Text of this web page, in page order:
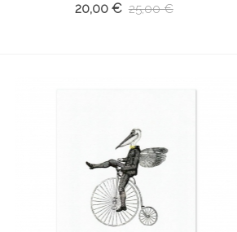
20,00 € 25,00 €